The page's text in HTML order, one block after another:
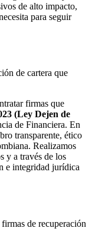
de alto impacto,
para seguir
de cartera que
firmas que
(Ley Dejen de
de Financiera. En
transparente, ético
Realizamos
y a través de los
e integridad jurídica
de recuperación